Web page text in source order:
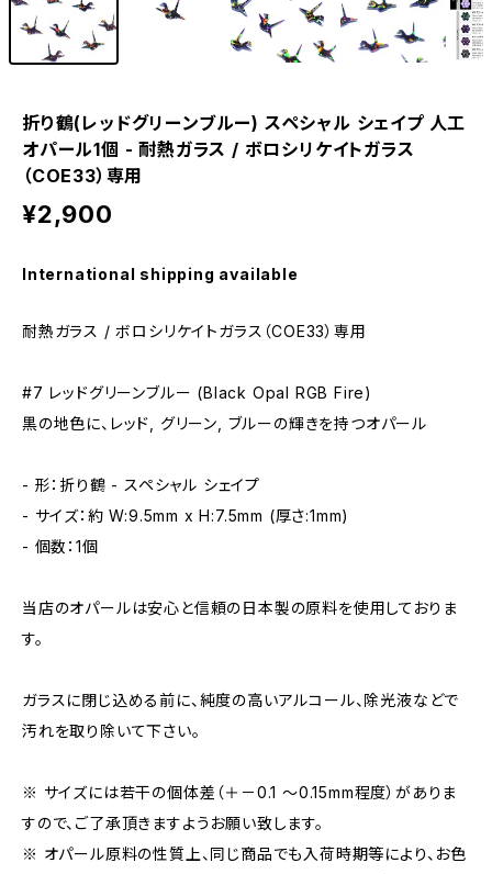
折り鶴(レッドグリーンブルー) スペシャル シェイプ 人工
オパール1個 - 耐熱ガラス / ボロシリケイトガラス
（COE33）専用
¥2,900
International shipping available
耐熱ガラス / ボロシリケイトガラス（COE33）専用
#7 レッドグリーンブルー (Black Opal RGB Fire)
黒の地色に、レッド, グリーン, ブルーの輝きを持つオパール
- 形：折り鶴 - スペシャル シェイプ
- サイズ：約 W:9.5mm x H:7.5mm (厚さ:1mm)
- 個数：1個
当店のオパールは安心と信頼の日本製の原料を使用しておりま
す。
ガラスに閉じ込める前に、純度の高いアルコール、除光液などで
汚れを取り除いて下さい。
※ サイズには若干の個体差（＋－0.1 〜0.15mm程度）がありま
すので、ご了承頂きますようお願い致します。
※ オパール原料の性質上、同じ商品でも入荷時期等により、お色